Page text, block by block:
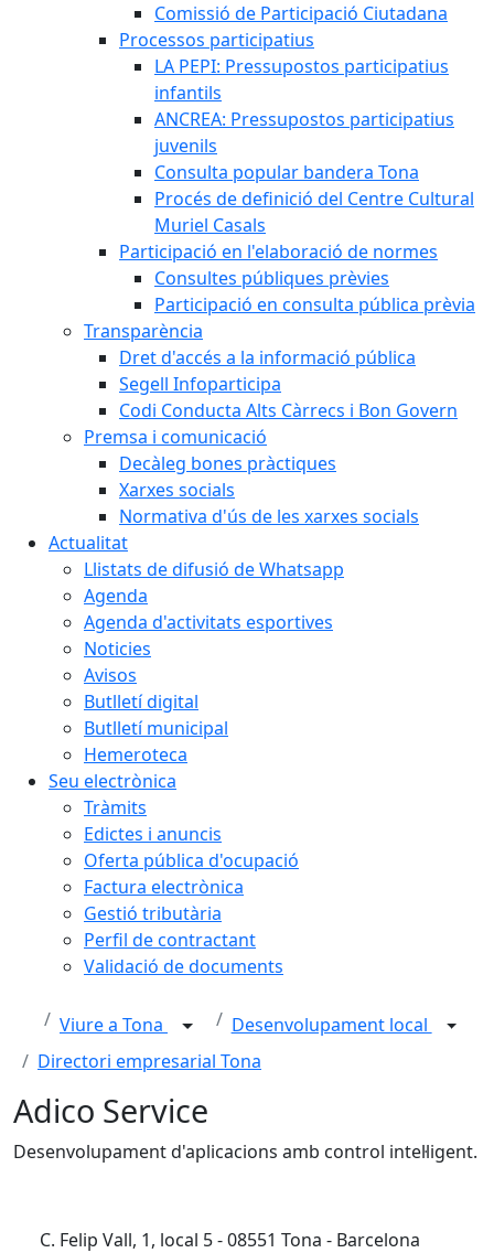
Comissió de Participació Ciutadana
Processos participatius
LA PEPI: Pressupostos participatius
infantils
ANCREA: Pressupostos participatius
juvenils
Consulta popular bandera Tona
Procés de definició del Centre Cultural
Muriel Casals
Participació en l'elaboració de normes
Consultes públiques prèvies
Participació en consulta pública prèvia
Transparència
Dret d'accés a la informació pública
Segell Infoparticipa
Codi Conducta Alts Càrrecs i Bon Govern
Premsa i comunicació
Decàleg bones pràctiques
Xarxes socials
Normativa d'ús de les xarxes socials
Actualitat
Llistats de difusió de Whatsapp
Agenda
Agenda d'activitats esportives
Noticies
Avisos
Butlletí digital
Butlletí municipal
Hemeroteca
Seu electrònica
Tràmits
Edictes i anuncis
Oferta pública d'ocupació
Factura electrònica
Gestió tributària
Perfil de contractant
Validació de documents
Viure a Tona
Desenvolupament local
Directori empresarial Tona
Adico Service
Desenvolupament d'aplicacions amb control intel·ligent.
C. Felip Vall, 1, local 5 - 08551 Tona - Barcelona